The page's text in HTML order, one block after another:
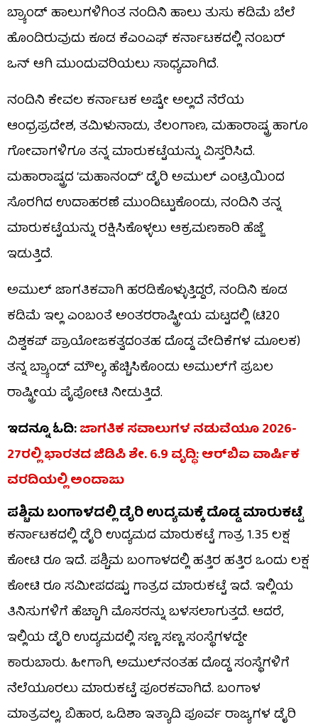
ಬ್ರ್ಯಾಂಡ್ ಹಾಲುಗಳಿಗಿಂತ ನಂದಿನಿ ಹಾಲು ತುಸು ಕಡಿಮೆ ಬೆಲೆ
ಹೊಂದಿರುವುದು ಕೂಡ ಕೆಎಂಎಫ್ ಕರ್ನಾಟಕದಲ್ಲಿ ನಂಬರ್
ಒನ್ ಆಗಿ ಮುಂದುವರಿಯಲು ಸಾಧ್ಯವಾಗಿದೆ.
ನಂದಿನಿ ಕೇವಲ ಕರ್ನಾಟಕ ಅಷ್ಟೇ ಅಲ್ಲದೆ ನೆರೆಯ
ಆಂಧ್ರಪ್ರದೇಶ, ತಮಿಳುನಾಡು, ತೆಲಂಗಾಣ, ಮಹಾರಾಷ್ಟ್ರ ಹಾಗೂ
ಗೋವಾಗಳಿಗೂ ತನ್ನ ಮಾರುಕಟ್ಟೆಯನ್ನು ವಿಸ್ತರಿಸಿದೆ.
ಮಹಾರಾಷ್ಟ್ರದ ‘ಮಹಾನಂದ್’ ಡೈರಿ ಅಮುಲ್ ಎಂಟ್ರಿಯಿಂದ
ಸೊರಗಿದ ಉದಾಹರಣೆ ಮುಂದಿಟ್ಟುಕೊಂಡು, ನಂದಿನಿ ತನ್ನ
ಮಾರುಕಟ್ಟೆಯನ್ನು ರಕ್ಷಿಸಿಕೊಳ್ಳಲು ಆಕ್ರಮಣಕಾರಿ ಹೆಜ್ಜೆ
ಇಡುತ್ತಿದೆ.
ಅಮುಲ್ ಜಾಗತಿಕವಾಗಿ ಹರಡಿಕೊಳ್ಳುತ್ತಿದ್ದರೆ, ನಂದಿನಿ ಕೂಡ
ಕಡಿಮೆ ಇಲ್ಲ ಎಂಬಂತೆ ಅಂತರರಾಷ್ಟ್ರೀಯ ಮಟ್ಟದಲ್ಲಿ (ಟಿ20
ವಿಶ್ವಕಪ್ ಪ್ರಾಯೋಜಕತ್ವದಂತಹ ದೊಡ್ಡ ವೇದಿಕೆಗಳ ಮೂಲಕ)
ತನ್ನ ಬ್ರ್ಯಾಂಡ್ ಮೌಲ್ಯ ಹೆಚ್ಚಿಸಿಕೊಂಡು ಅಮುಲ್‌ಗೆ ಪ್ರಬಲ
ರಾಷ್ಟ್ರೀಯ ಪೈಪೋಟಿ ನೀಡುತ್ತಿದೆ.
ಇದನ್ನೂ ಓದಿ:ಜಾಗತಿಕ ಸವಾಲುಗಳ ನಡುವೆಯೂ 2026-
27ರಲ್ಲಿ ಭಾರತದ ಜಿಡಿಪಿ ಶೇ. 6.9 ವೃದ್ಧಿ: ಆರ್​ಬಿಐ ವಾರ್ಷಿಕ
ವರದಿಯಲ್ಲಿ ಅಂದಾಜು
ಪಶ್ಚಿಮ ಬಂಗಾಳದಲ್ಲಿ ಡೈರಿ ಉದ್ಯಮಕ್ಕೆ ದೊಡ್ಡ ಮಾರುಕಟ್ಟೆ
ಕರ್ನಾಟಕದಲ್ಲಿ ಡೈರಿ ಉದ್ಯಮದ ಮಾರುಕಟ್ಟೆ ಗಾತ್ರ 1.35 ಲಕ್ಷ
ಕೋಟಿ ರೂ ಇದೆ. ಪಶ್ಚಿಮ ಬಂಗಾಳದಲ್ಲಿ ಹತ್ತಿರ ಹತ್ತಿರ ಒಂದು ಲಕ್ಷ
ಕೋಟಿ ರೂ ಸಮೀಪದಷ್ಟು ಗಾತ್ರದ ಮಾರುಕಟ್ಟೆ ಇದೆ. ಇಲ್ಲಿಯ
ತಿನಿಸುಗಳಿಗೆ ಹೆಚ್ಚಾಗಿ ಮೊಸರನ್ನು ಬಳಸಲಾಗುತ್ತದೆ. ಆದರೆ,
ಇಲ್ಲಿಯ ಡೈರಿ ಉದ್ಯಮದಲ್ಲಿ ಸಣ್ಣ ಸಣ್ಣ ಸಂಸ್ಥೆಗಳದ್ದೇ
ಕಾರುಬಾರು. ಹೀಗಾಗಿ, ಅಮುಲ್​ನಂತಹ ದೊಡ್ಡ ಸಂಸ್ಥೆಗಳಿಗೆ
ನೆಲೆಯೂರಲು ಮಾರುಕಟ್ಟೆ ಪೂರಕವಾಗಿದೆ. ಬಂಗಾಳ
ಮಾತ್ರವಲ್ಲ, ಬಿಹಾರ, ಒಡಿಶಾ ಇತ್ಯಾದಿ ಪೂರ್ವ ರಾಜ್ಯಗಳ ಡೈರಿ